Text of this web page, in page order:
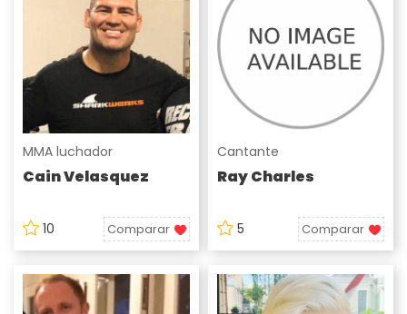
MMA luchador
Cain Velasquez
10 Comparar
Cantante
Ray Charles
5 Comparar